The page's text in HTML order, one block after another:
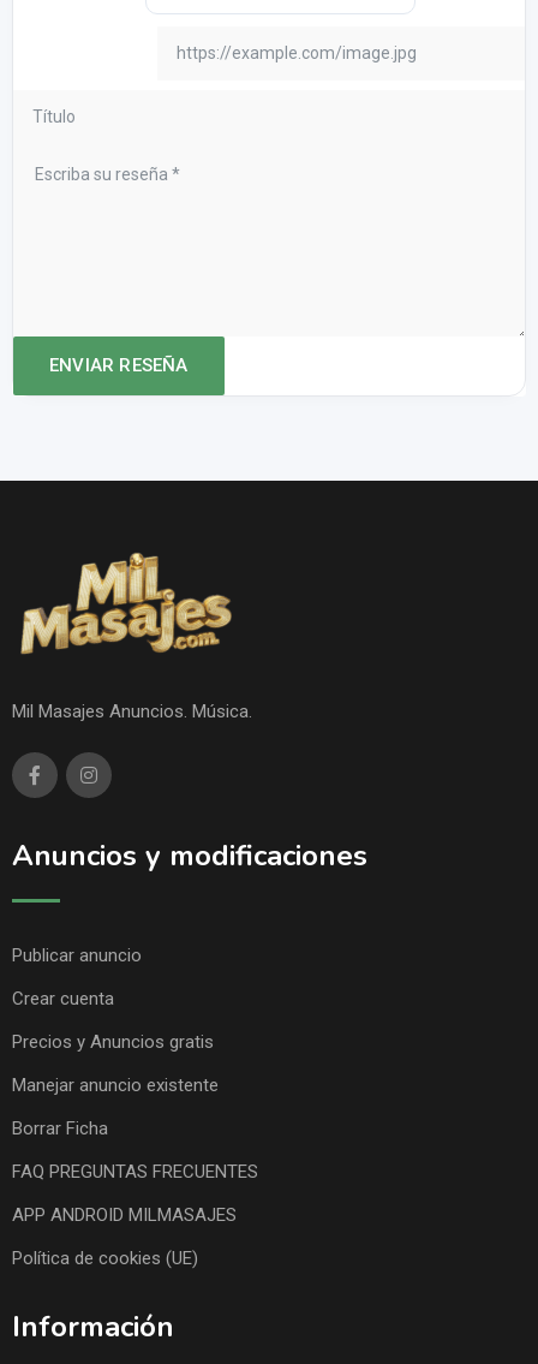
Mil Masajes Anuncios. Música.
Anuncios y modificaciones
Publicar anuncio
Crear cuenta
Precios y Anuncios gratis
Manejar anuncio existente
Borrar Ficha
FAQ PREGUNTAS FRECUENTES
APP ANDROID MILMASAJES
Política de cookies (UE)
Información